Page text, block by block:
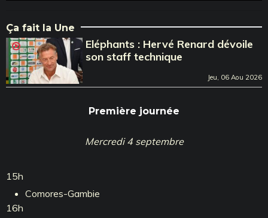
Ça fait la Une
Eléphants : Hervé Renard dévoile
son staff technique
Jeu, 06 Aou 2026
Première journée
Mercredi 4 septembre
15h
Comores-Gambie
16h